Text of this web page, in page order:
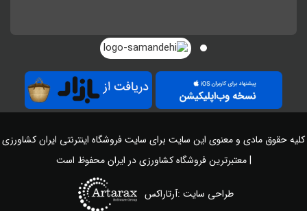
کلیه حقوق مادی و معنوی این سایت برای سایتفروشگاه اینترنتی ایران کشاورزی
| معتبرترین فروشگاه کشاورزی در ایرانمحفوظ است
طراحی سایت :آرتاراکس